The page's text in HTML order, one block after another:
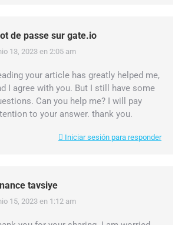
de passe sur gate.io
13, 2023 en 2:05 am
your article has greatly helped me,
I agree with you. But I still have some
Can you help me? I will pay
to your answer. thank you.
Iniciar sesión para responder
tavsiye
15, 2023 en 1:12 am